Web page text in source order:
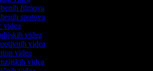
filmova
spotova
videa
videa
videa
videa
videa